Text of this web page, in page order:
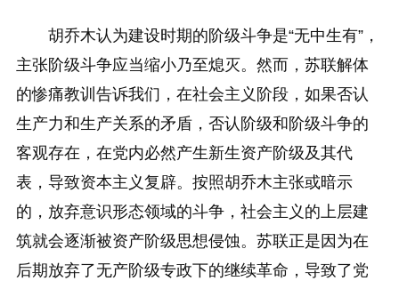
胡乔木认为建设时期的阶级斗争是“无中生有”，
主张阶级斗争应当缩小乃至熄灭。然而，苏联解体
的惨痛教训告诉我们，在社会主义阶段，如果否认
生产力和生产关系的矛盾，否认阶级和阶级斗争的
客观存在，在党内必然产生新生资产阶级及其代
表，导致资本主义复辟。按照胡乔木主张或暗示
的，放弃意识形态领域的斗争，社会主义的上层建
筑就会逐渐被资产阶级思想侵蚀。苏联正是因为在
后期放弃了无产阶级专政下的继续革命，导致了党